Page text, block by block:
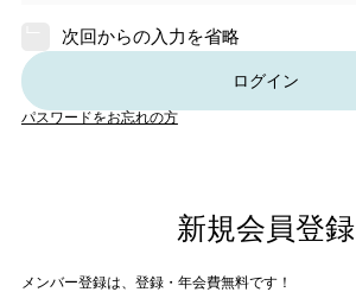
次回からの入力を省略
ログイン
パスワードをお忘れの方
新規会員登録
メンバー登録は、登録・年会費無料です！